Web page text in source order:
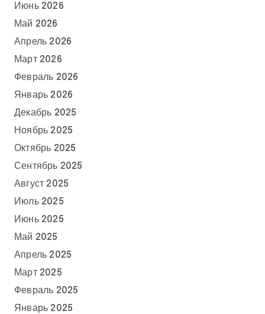
Июнь 2026
Май 2026
Апрель 2026
Март 2026
Февраль 2026
Январь 2026
Декабрь 2025
Ноябрь 2025
Октябрь 2025
Сентябрь 2025
Август 2025
Июль 2025
Июнь 2025
Май 2025
Апрель 2025
Март 2025
Февраль 2025
Январь 2025